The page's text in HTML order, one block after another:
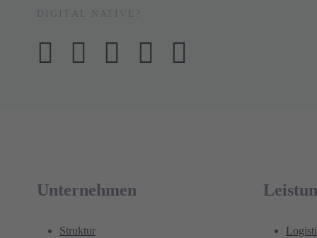
Unternehmen
Struktur